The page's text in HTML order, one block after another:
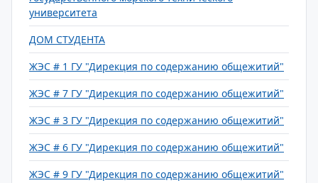
университета
ДОМ СТУДЕНТА
ЖЭС # 1 ГУ "Дирекция по содержанию общежитий"
ЖЭС # 7 ГУ "Дирекция по содержанию общежитий"
ЖЭС # 3 ГУ "Дирекция по содержанию общежитий"
ЖЭС # 6 ГУ "Дирекция по содержанию общежитий"
ЖЭС # 9 ГУ "Дирекция по содержанию общежитий"